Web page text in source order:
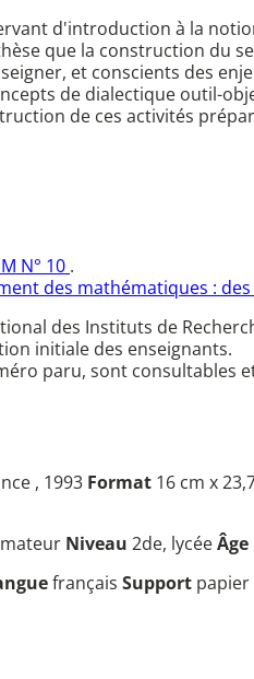
d'introduction à la
que la construction du
et conscients des
de dialectique outil-
de ces activités
N° 10 .
des mathématiques :
des Instituts de
initiale des enseignants.
paru, sont consultables
, 1993 Format 16 cm x
Niveau 2de, lycéeÂge
français Support papier